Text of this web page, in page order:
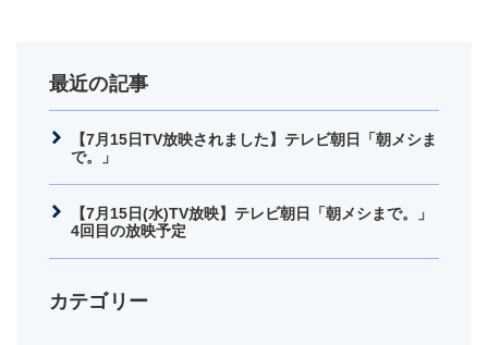
最近の記事
【7月15日TV放映されました】テレビ朝日「朝メシま
で。」
【7月15日(水)TV放映】テレビ朝日「朝メシまで。」
4回目の放映予定
カテゴリー